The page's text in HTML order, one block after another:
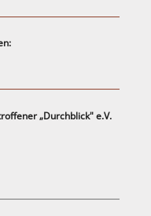
„Durchblick" e.V.